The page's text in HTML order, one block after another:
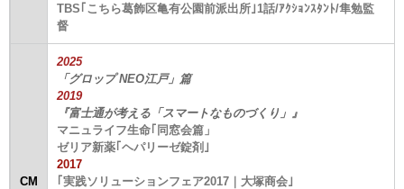
TBS｢こちら葛飾区亀有公園前派出所｣1話/ｱｸｼｮﾝｽﾀﾝﾄ/隼勉監
督
CM
2025
「グロップ NEO江戸」篇
2019
『富士通が考える「スマートなものづくり」』
マニュライフ生命｢同窓会篇」
ゼリア新薬｢ヘパリーゼ錠剤｣
2017
｢実践ソリューションフェア2017｜大塚商会｣